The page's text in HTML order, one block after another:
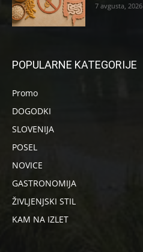
7 avgusta, 2026
POPULARNE KATEGORIJE
Promo
DOGODKI
SLOVENIJA
POSEL
NOVICE
GASTRONOMIJA
ŽIVLJENJSKI STIL
KAM NA IZLET